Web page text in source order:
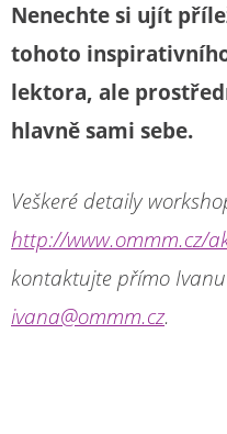
Nenechte si ujít
tohoto
lektora, ale
hlavně sami sebe.
Veškeré detaily
http://www.ommm.cz/
kontaktujte přímo
ivana@ommm.cz.